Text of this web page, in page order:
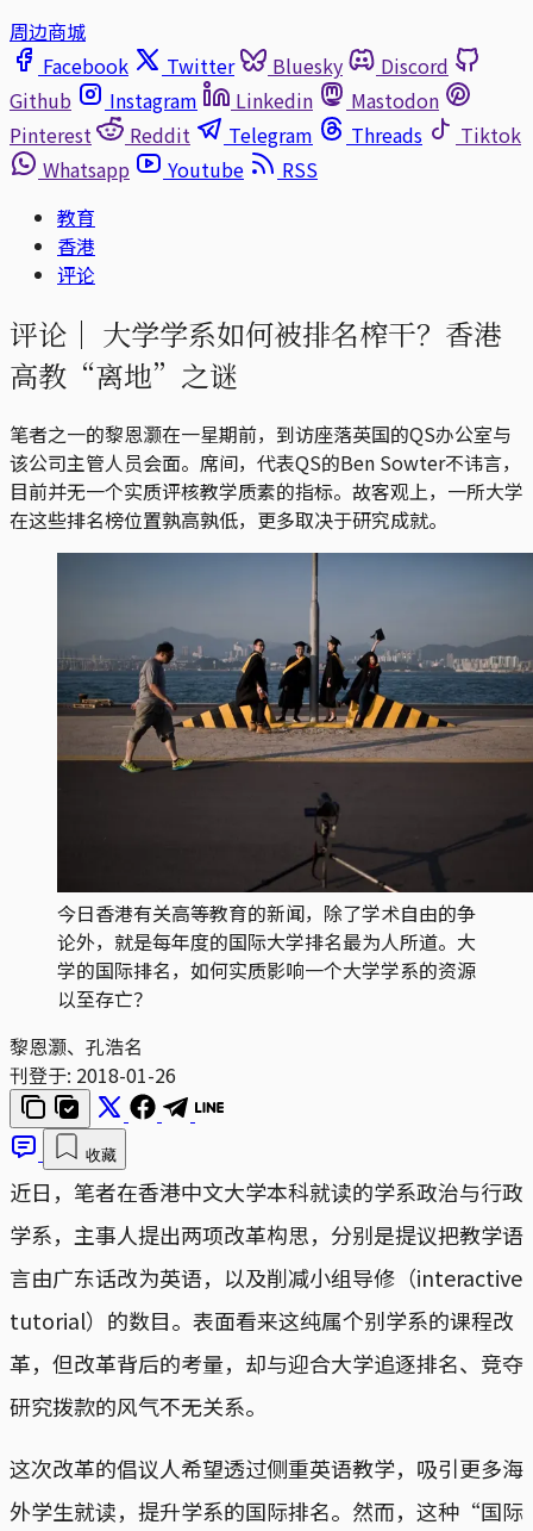
周边商城
Facebook
Twitter Bluesky
Discord
Github
Instagram Linkedin
Mastodon
Pinterest
Reddit Telegram Threads
Tiktok
Whatsapp
Youtube
RSS
教育
香港
评论
评论｜ 大学学系如何被排名榨干？香港
高教“离地”之谜
笔者之一的黎恩灏在一星期前，到访座落英国的QS办公室与
该公司主管人员会面。席间，代表QS的Ben Sowter不讳言，
目前并无一个实质评核教学质素的指标。故客观上，一所大学
在这些排名榜位置孰高孰低，更多取决于研究成就。
今日香港有关高等教育的新闻，除了学术自由的争
论外，就是每年度的国际大学排名最为人所道。大
学的国际排名，如何实质影响一个大学学系的资源
以至存亡？
黎恩灏、孔浩名
刊登于: 2018-01-26
收藏
近日，笔者在香港中文大学本科就读的学系政治与行政
学系，主事人提出两项改革构思，分别是提议把教学语
言由广东话改为英语，以及削减小组导修（interactive
tutorial）的数目。表面看来这纯属个别学系的课程改
革，但改革背后的考量，却与迎合大学追逐排名、竞夺
研究拨款的风气不无关系。
这次改革的倡议人希望透过侧重英语教学，吸引更多海
外学生就读，提升学系的国际排名。然而，这种“国际